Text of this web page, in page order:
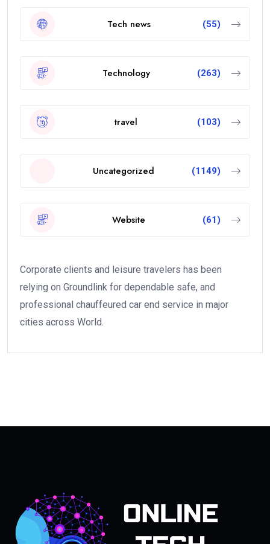
Tech news (55)
Technology (263)
travel (103)
Uncategorized (1149)
Website (61)
Corporate clients and leisure travelers has been
relying on Groundlink for dependable safe, and
professional chauffeured car end service in major
cities across World.